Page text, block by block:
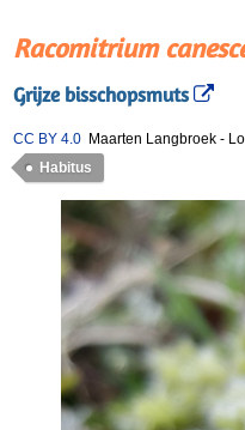
Racomitrium
Grijze bisschopsmuts
CC BY 4.0 Maarten Langbroek -
Habitus